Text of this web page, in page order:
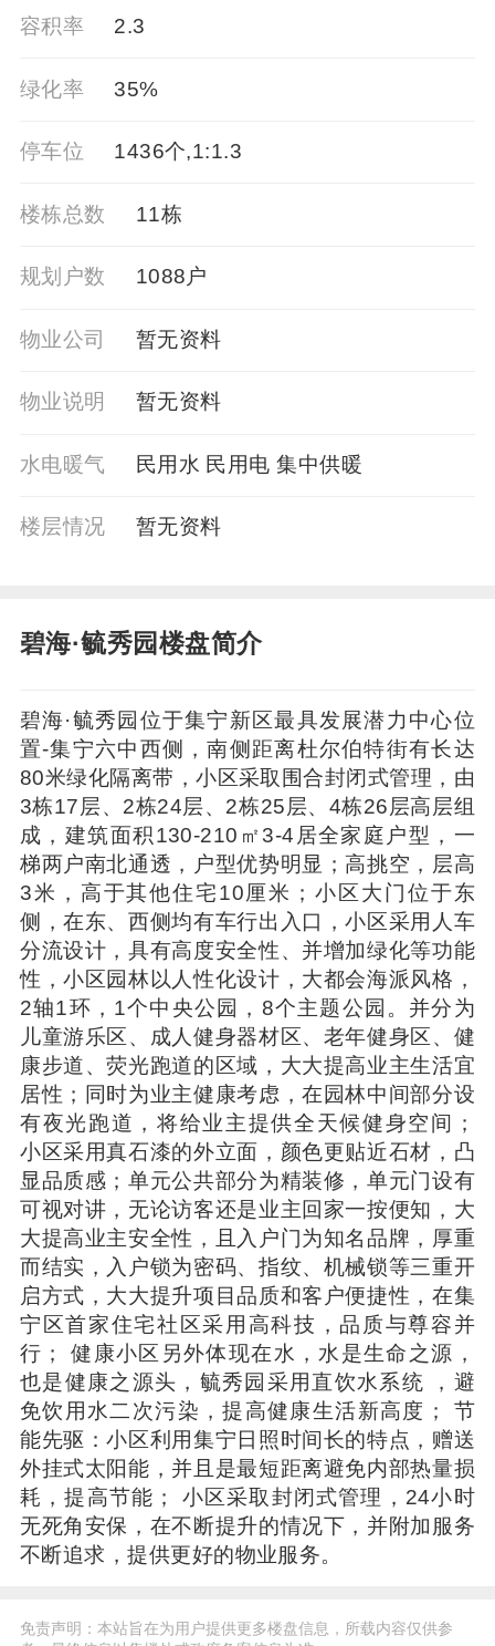
容积率 2.3
绿化率 35%
停车位 1436个,1:1.3
楼栋总数 11栋
规划户数 1088户
物业公司 暂⽆资料
物业说明 暂⽆资料
水电暖气 民用水 民用电 集中供暖
楼层情况 暂⽆资料
碧海·毓秀园楼盘简介
碧海·毓秀园位于集宁新区最具发展潜力中心位
置-集宁六中西侧，南侧距离杜尔伯特街有长达
80米绿化隔离带，小区采取围合封闭式管理，由
3栋17层、2栋24层、2栋25层、4栋26层高层组
成，建筑面积130-210㎡3-4居全家庭户型，一
梯两户南北通透，户型优势明显；高挑空，层高
3米，高于其他住宅10厘米；小区大门位于东
侧，在东、西侧均有车行出入口，小区采用人车
分流设计，具有高度安全性、并增加绿化等功能
性，小区园林以人性化设计，大都会海派风格，
2轴1环，1个中央公园，8个主题公园。并分为
儿童游乐区、成人健身器材区、老年健身区、健
康步道、荧光跑道的区域，大大提高业主生活宜
居性；同时为业主健康考虑，在园林中间部分设
有夜光跑道，将给业主提供全天候健身空间；
小区采用真石漆的外立面，颜色更贴近石材，凸
显品质感；单元公共部分为精装修，单元门设有
可视对讲，无论访客还是业主回家一按便知，大
大提高业主安全性，且入户门为知名品牌，厚重
而结实，入户锁为密码、指纹、机械锁等三重开
启方式，大大提升项目品质和客户便捷性，在集
宁区首家住宅社区采用高科技，品质与尊容并
行； 健康小区另外体现在水，水是生命之源，
也是健康之源头，毓秀园采用直饮水系统 ，避
免饮用水二次污染，提高健康生活新高度； 节
能先驱：小区利用集宁日照时间长的特点，赠送
外挂式太阳能，并且是最短距离避免内部热量损
耗，提高节能； 小区采取封闭式管理，24小时
无死角安保，在不断提升的情况下，并附加服务
不断追求，提供更好的物业服务。
免责声明：本站旨在为用户提供更多楼盘信息，所载内容仅供参